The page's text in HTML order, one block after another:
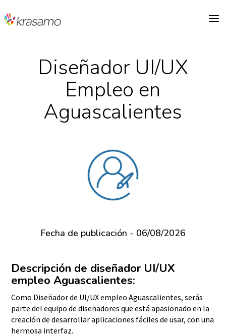
a
Diseñador UI/UX
Empleo en
Aguascalientes
Fecha de publicación - 06/08/2026
Descripción de diseñador UI/UX
empleo Aguascalientes:
Como Diseñador de UI/UX empleo Aguascalientes, serás
parte del equipo de diseñadores que está apasionado en la
creación de desarrollar aplicaciones fáciles de usar, con una
hermosa interfaz.